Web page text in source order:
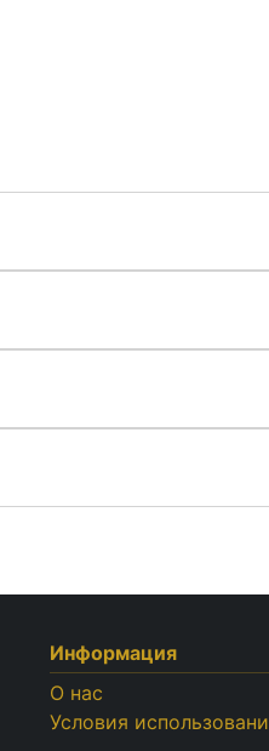
Информация
О нас
Условия